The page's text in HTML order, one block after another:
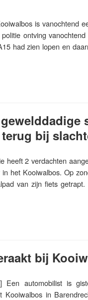
is vanochtend
ontving
had zien lopen en
bij
heeft 2 verdachten
het Kooiwalbos. Op
van zijn fiets
bij
Een automobilist is
Kooiwalbos in